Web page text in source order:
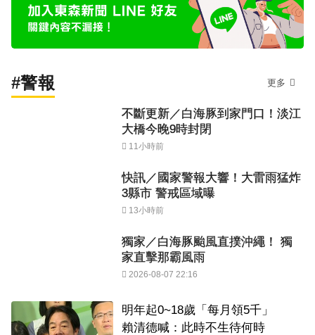
#警報 更多
不斷更新／白海豚到家門口！淡江
大橋今晚9時封閉
11小時前
快訊／國家警報大響！大雷雨猛炸
3縣市 警戒區域曝
13小時前
獨家／白海豚颱風直撲沖繩！ 獨
家直擊那霸風雨
2026-08-07 22:16
明年起0~18歲「每月領5千」
賴清德喊：此時不生待何時